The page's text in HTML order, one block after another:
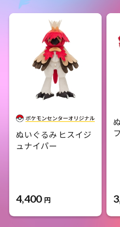
ぬいぐるみ ヒスイジ
ュナイパー
4,400 円